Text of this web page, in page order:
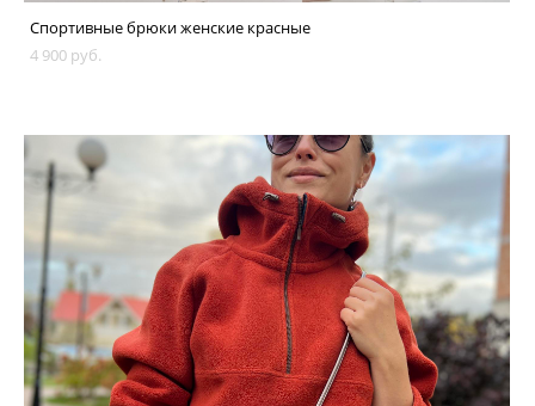
Спортивные брюки женские красные
4 900 pуб.